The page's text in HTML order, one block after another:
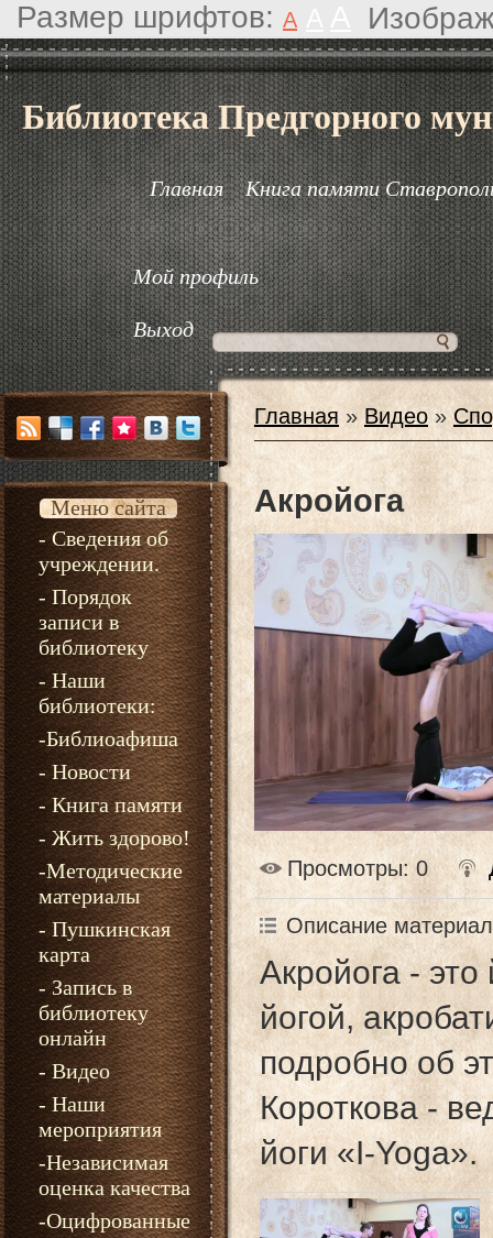
Размер шрифтов: A
Библиотека Предгорного
Главная Книга памяти
Мой профиль
Выход
Меню сайта
- Сведения об
учреждении.
- Порядок
записи в
библиотеку
- Наши
библиотеки:
-Библиоафиша
- Новости
- Книга памяти
- Жить здорово!
-Методические
материалы
- Пушкинская
карта
- Запись в
библиотеку
онлайн
- Видео
- Наши
мероприятия
-Независимая
оценка качества
-Оцифрованные
Главная »Видео »
Акройога
Просмотры: 0
Описание
Акройога -
йогой,
подробно об
Короткова -
йоги «I-Yoga».